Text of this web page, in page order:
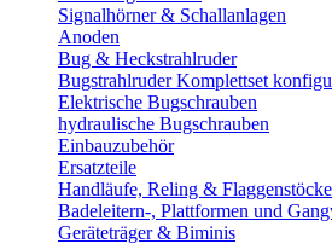
Signalhörner & Schallanlagen
Anoden
Bug & Heckstrahlruder
Bugstrahlruder Komplettset
Elektrische Bugschrauben
hydraulische Bugschrauben
Einbauzubehör
Ersatzteile
Handläufe, Reling & Flaggenstöcke
Badeleitern-, Plattformen und
Geräteträger & Biminis